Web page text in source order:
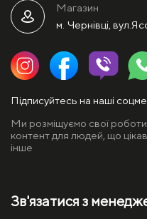
Магазин
м. Чернівці,
Підписуйтесь на наші
Ми розміщуємо свої
контент для людей, що
інше
Зв'язатися з